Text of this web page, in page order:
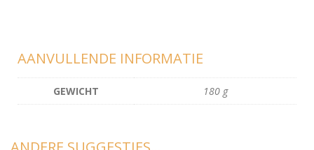
AANVULLENDE INFORMATIE
GEWICHT 180 g